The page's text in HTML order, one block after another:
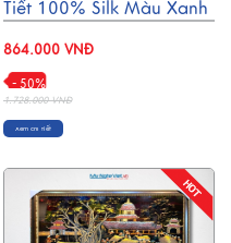
Tiết 100% Silk Màu Xanh
KLBL01-1
864.000 VNĐ
- 50%
1.728.000 VNĐ
Xem chi tiết